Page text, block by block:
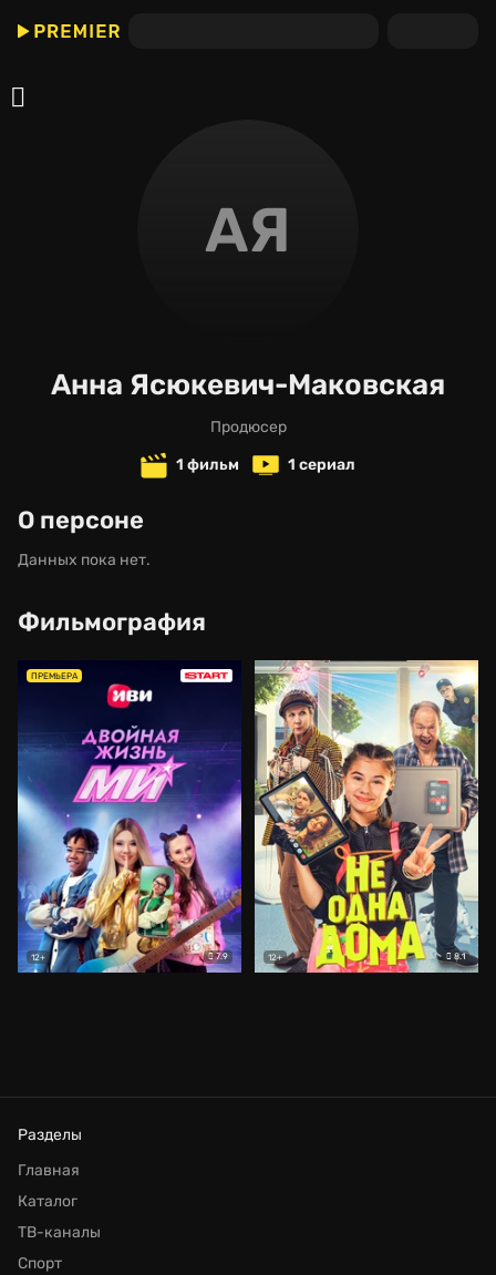
АЯ
Анна Ясюкевич-Маковская
продюсер
1 фильм
1 сериал
О персоне
Данных пока нет.
Фильмография
12+ 7.9
ПРЕМЬЕРА
12+ 8.1
Разделы
Главная
Каталог
ТВ-каналы
Спорт